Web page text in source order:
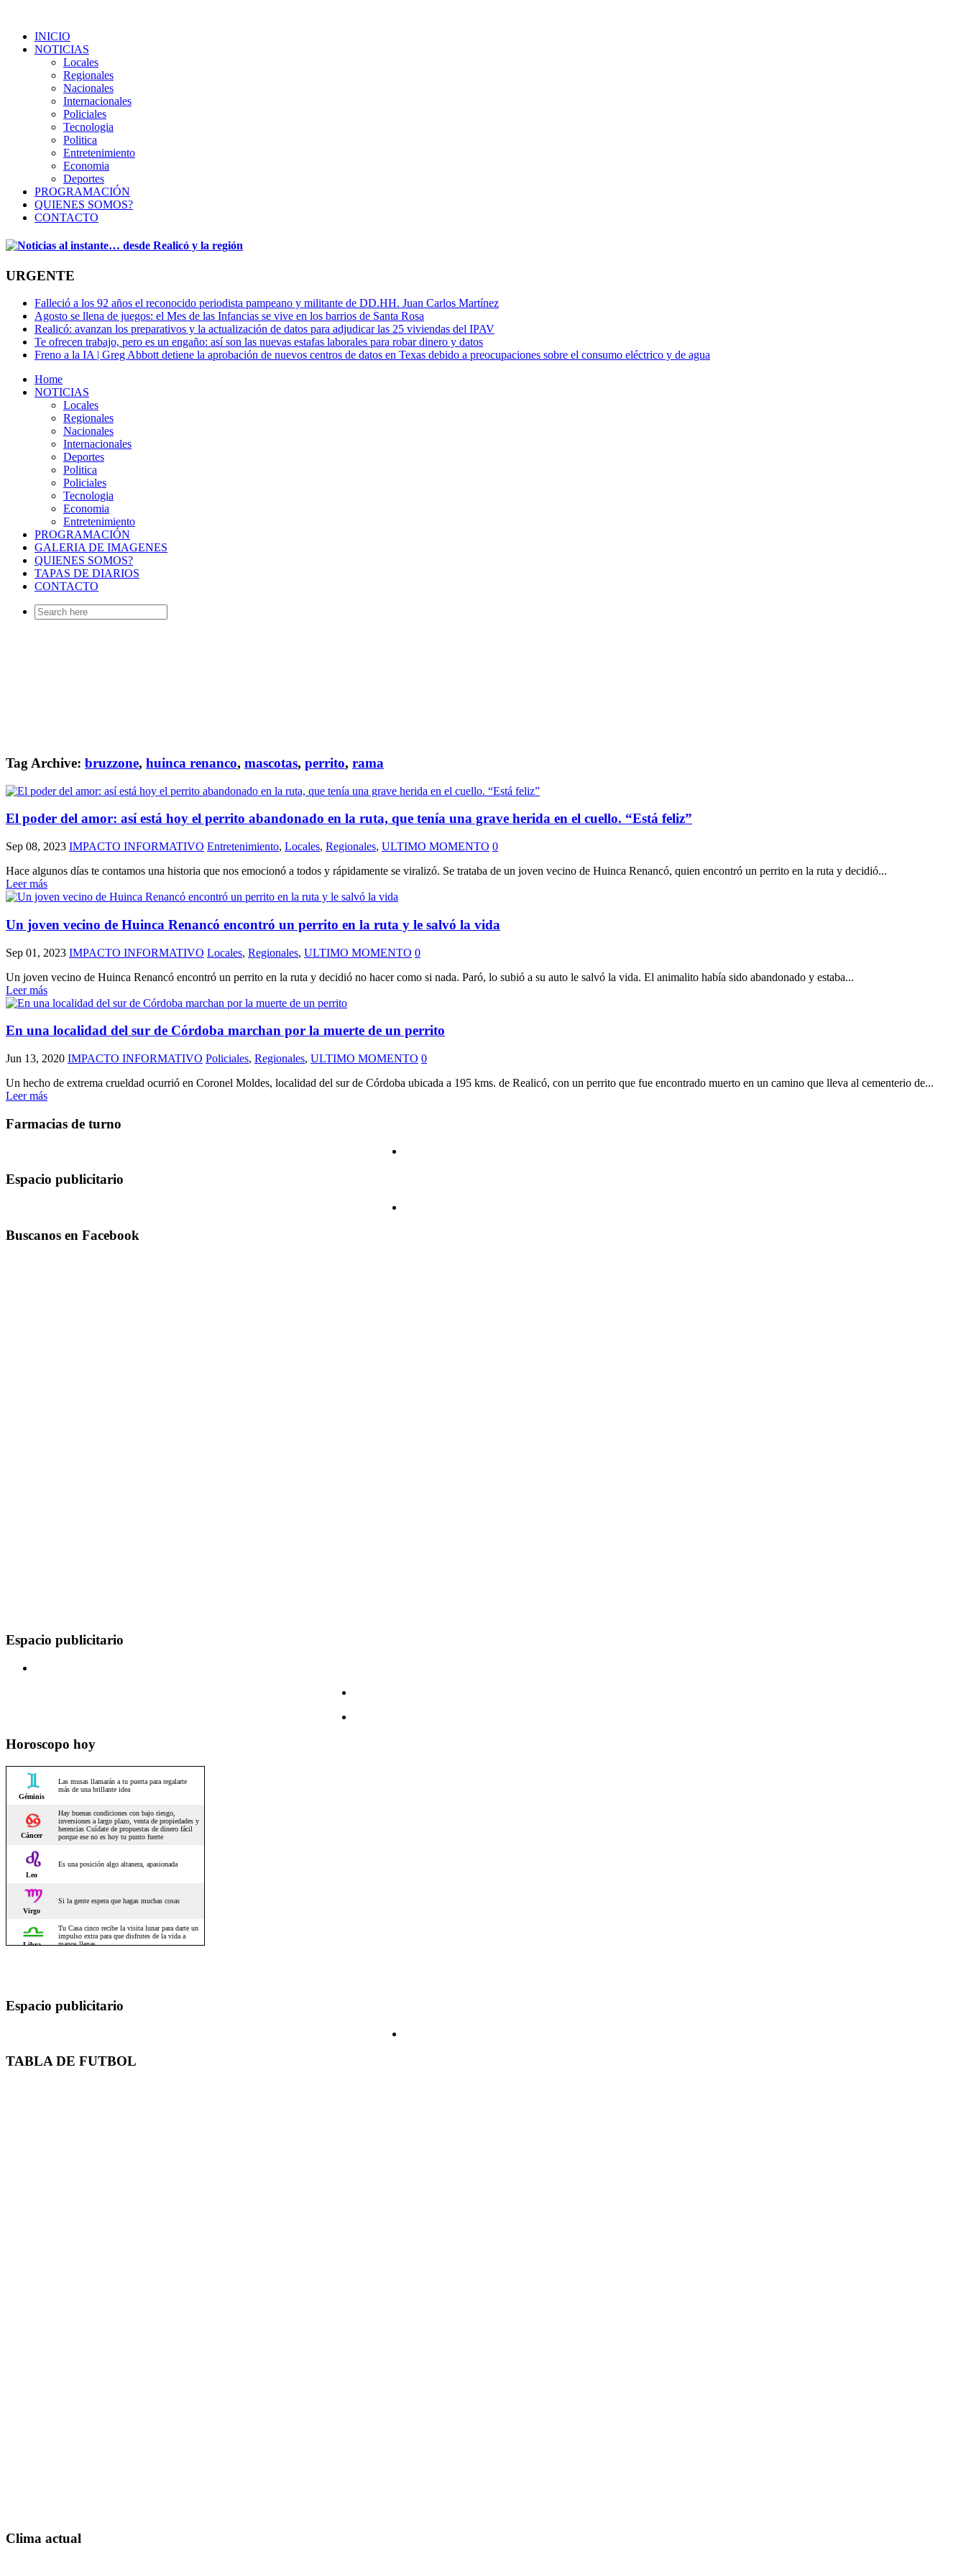
INICIO
NOTICIAS
Locales
Regionales
Nacionales
Internacionales
Policiales
Tecnologia
Politica
Entretenimiento
Economia
Deportes
PROGRAMACIÓN
QUIENES SOMOS?
CONTACTO
URGENTE
Falleció a los 92 años el reconocido periodista pampeano y militante de DD.HH. Juan Carlos Martínez
Agosto se llena de juegos: el Mes de las Infancias se vive en los barrios de Santa Rosa
Realicó: avanzan los preparativos y la actualización de datos para adjudicar las 25 viviendas del IPAV
Te ofrecen trabajo, pero es un engaño: así son las nuevas estafas laborales para robar dinero y datos
Freno a la IA | Greg Abbott detiene la aprobación de nuevos centros de datos en Texas debido a preocupaciones sobre el consumo eléctrico y de agua
Home
NOTICIAS
Locales
Regionales
Nacionales
Internacionales
Deportes
Politica
Policiales
Tecnologia
Economia
Entretenimiento
PROGRAMACIÓN
GALERIA DE IMAGENES
QUIENES SOMOS?
TAPAS DE DIARIOS
CONTACTO
Search
for:
Tag Archive: bruzzone, huinca renanco, mascotas, perrito, rama
El poder del amor: así está hoy el perrito abandonado en la ruta, que tenía una grave herida en el cuello. “Está feliz”
Sep 08, 2023 IMPACTO INFORMATIVO Entretenimiento, Locales, Regionales, ULTIMO MOMENTO 0
Hace algunos días te contamos una historia que nos emocionó a todos y rápidamente se viralizó. Se trataba de un joven vecino de Huinca Renancó, quien encontró un perrito en la ruta y decidió...
Leer más
Un joven vecino de Huinca Renancó encontró un perrito en la ruta y le salvó la vida
Sep 01, 2023 IMPACTO INFORMATIVO Locales, Regionales, ULTIMO MOMENTO 0
Un joven vecino de Huinca Renancó encontró un perrito en la ruta y decidió no hacer como si nada. Paró, lo subió a su auto le salvó la vida. El animalito había sido abandonado y estaba...
Leer más
En una localidad del sur de Córdoba marchan por la muerte de un perrito
Jun 13, 2020 IMPACTO INFORMATIVO Policiales, Regionales, ULTIMO MOMENTO 0
Un hecho de extrema crueldad ocurrió en Coronel Moldes, localidad del sur de Córdoba ubicada a 195 kms. de Realicó, con un perrito que fue encontrado muerto en un camino que lleva al cementerio de...
Leer más
Farmacias de turno
Espacio publicitario
Buscanos en Facebook
Espacio publicitario
Horoscopo hoy
Espacio publicitario
TABLA DE FUTBOL
Clima actual